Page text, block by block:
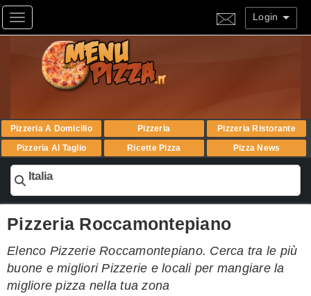
Toggle navigation Login
Pizzeria A Domicilio Pizzeria
Pizzeria Ristorante
Pizzeria Al Taglio
Ricette Pizza Pizza News
Italia
Pizzeria Roccamontepiano
Elenco Pizzerie Roccamontepiano. Cerca tra le più
buone e migliori Pizzerie e locali per mangiare la
migliore pizza nella tua zona